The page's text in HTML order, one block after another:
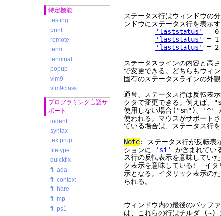
特定機能
testing
print
remote
term
terminal
popup
vim9
vim9class
プログラミング言語サ
ポート
indent
syntax
textprop
filetype
quickfix
ft_ada
ft_context
ft_hare
ft_mp
ft_ps1
ステータス行はウィンドウの
ンドウにステータス行を表示
'laststatus'
= 0
'laststatus'
= 1
'laststatus'
= 2
ステータスラインの内容と高
で変更できる。どちらもウィ
固有のステータスラインの外
通常、ステータス行は反転表
クタで変更できる。例えば、
使用しない場合("sn")、'^'
使われる。マウスがサポート
ている場合は、ステータス行
Note: ステータス行が反転表
ションに
'si'
が含まれて
ス行の反転表示を意味してい
ク表示を意味している! イタ
示となる。イタリック表示の
られる。
ウィンドウ内の最後のバッフ
は、これらの行はチルダ (~)